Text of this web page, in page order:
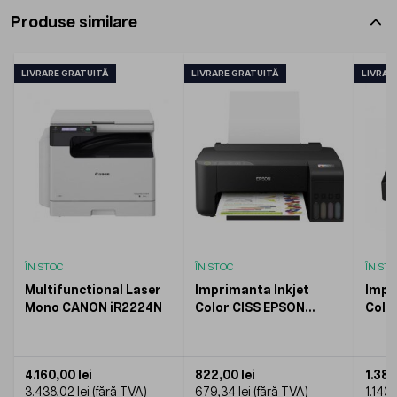
Produse similare
LIVRARE GRATUITĂ
ÎN STOC
Multifunctional Laser
Mono CANON iR2224N
4.160,00 lei
3.438,02 lei
LIVRARE GRATUITĂ
ÎN STOC
Imprimanta Inkjet
Color CISS EPSON
822,00 lei
679,34 lei
ÎN